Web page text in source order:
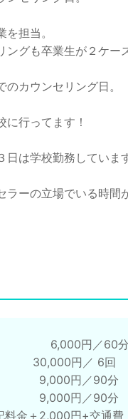
担当。
グも卒業生が２ケース
カウンセリング日。
に行ってます！
日は学校勤務していま
ラーの立場でいる時間
円／60分
30,000円／ 6回
グ 9,000円／90分
9,000円／90分
金＋2,000円+交通費